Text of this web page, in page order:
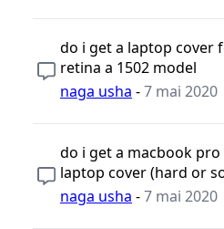
do i get a laptop cover
retina a 1502 model
naga usha -7 mai 2020
do i get a macbook pro
laptop cover (hard or
naga usha -7 mai 2020